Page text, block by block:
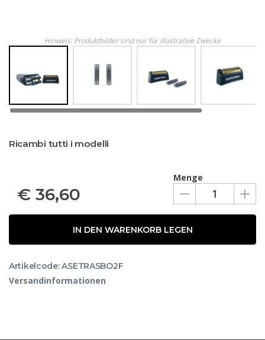
Hinweis: Produktbilder sind nur für illustrative Zwecke
Ricambi tutti i modelli
Menge
€ 36,60
IN DEN WARENKORB LEGEN
Artikelcode: ASETRASBO2F
Versandinformationen